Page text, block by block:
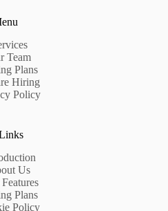
Team
Plans
Hiring
Policy
Us
Plans
Policy